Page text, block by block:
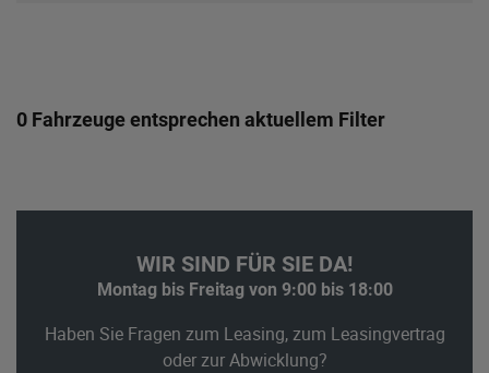
0 Fahrzeuge entsprechen aktuellem Filter
WIR SIND FÜR SIE DA!
Montag bis Freitag von 9:00 bis 18:00
Haben Sie Fragen zum Leasing, zum Leasingvertrag
oder zur Abwicklung?